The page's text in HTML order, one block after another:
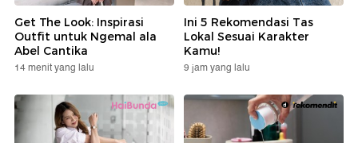
Get The Look: Inspirasi
Outfit untuk Ngemal ala
Abel Cantika
14 menit yang lalu
Ini 5 Rekomendasi Tas
Lokal Sesuai Karakter
Kamu!
9 jam yang lalu